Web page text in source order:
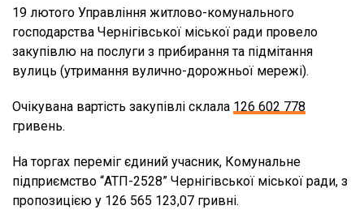
19 лютого Управління житлово-комунального
господарства Чернігівської міської ради провело
закупівлю на послуги з прибирання та підмітання
вулиць (утримання вулично-дорожньої мережі).
Очікувана вартість закупівлі склала 126 602 778
гривень.
На торгах переміг єдиний учасник, Комунальне
підприємство “АТП-2528” Чернігівської міської ради, з
пропозицією у 126 565 123,07 гривні.